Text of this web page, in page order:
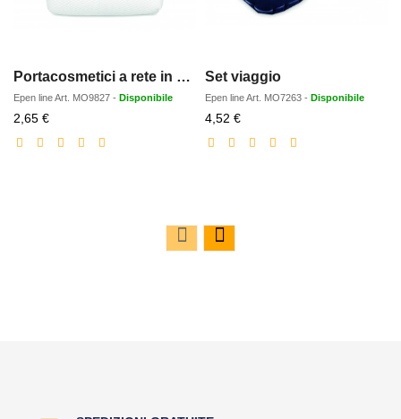
Portacosmetici a rete in EVA
Epen lineArt. MO9827 - Disponibile
2,65 €Prezzo
scontato
Set viaggio
Epen lineArt. MO7263 - Disponibile
4,52 €Prezzo
scontato